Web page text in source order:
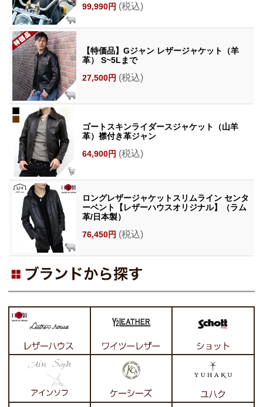
99,990円 (税込)
【特価品】Gジャン レザージャケット（羊
革） S~5Lまで
27,500円 (税込)
ゴートスキンライダースジャケット（山羊
革）襟付き革ジャン
64,900円 (税込)
ロングレザージャケットスリムライン センタ
ーベント【レザーハウスオリジナル】（ラム
革/日本製）
76,450円 (税込)